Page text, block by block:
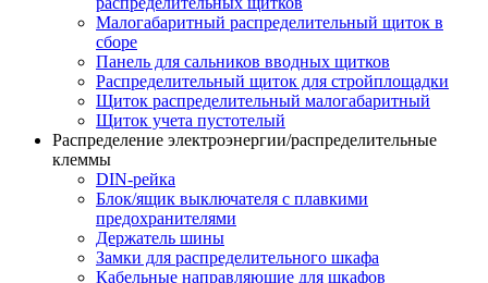
Малогабаритный распределительный щиток в
сборе
Панель для сальников вводных щитков
Распределительный щиток для стройплощадки
Щиток распределительный малогабаритный
Щиток учета пустотелый
Распределение электроэнергии/распределительные
клеммы
DIN-рейка
Блок/ящик выключателя с плавкими
предохранителями
Держатель шины
Замки для распределительного шкафа
Кабельные направляющие для шкафов